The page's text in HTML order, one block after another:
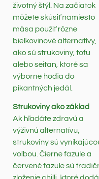
životný štýl. Na začiatok
môžete skúsiť namiesto
mäsa použiť rôzne
bielkovinové alternatívy,
ako sú strukoviny, tofu
alebo seitan, ktoré sa
výborne hodia do
pikantných jedál.
Strukoviny ako základ
Ak hľadáte zdravú a
výživnú alternatívu,
strukoviny sú
voľbou. Čierne fazule a
červené fazule sú